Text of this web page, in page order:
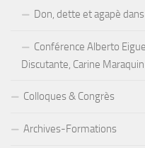
Don, dette et agapè
Conférence Alberto
Discutante, Carine Maraquin
Colloques & Congrès
Archives-Formations